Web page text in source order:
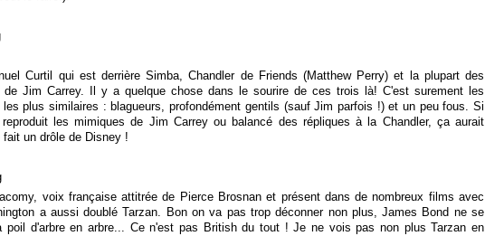
Curtil qui est derrière Simba, Chandler de Friends (Matthew Perry) et la plupart des
de Jim Carrey. Il y a quelque chose dans le sourire de ces trois là! C'est surement les
les plus similaires : blagueurs, profondément gentils (sauf Jim parfois !) et un peu fous. Si
les mimiques de Jim Carrey ou balancé des répliques à la Chandler, ça aurait
fait un drôle de Disney !
voix française attitrée de Pierce Brosnan et présent dans de nombreux films avec
a aussi doublé Tarzan. Bon on va pas trop déconner non plus, James Bond ne se
poil d'arbre en arbre... Ce n'est pas British du tout ! Je ne vois pas non plus Tarzan en